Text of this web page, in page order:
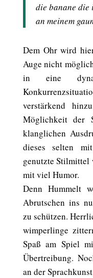
die banane die
an meinem
Dem Ohr wird
Auge nicht
in eine
verstärkend
Möglichkeit der
klanglichen
dieses selten
genutzte Stilmittel
mit viel Humor.
Denn Hummelt
Abrutschen ins
zu schützen.
wimperlinge
Spaß am Spiel
Übertreibung.
an der